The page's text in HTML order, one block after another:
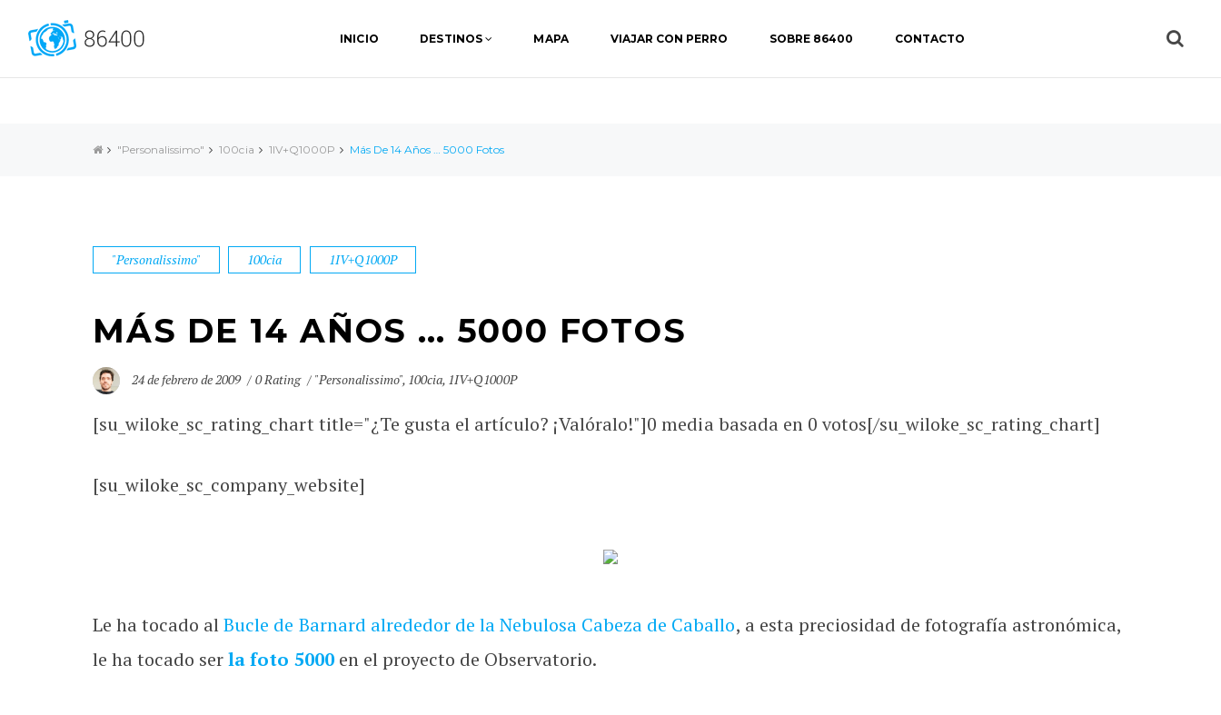
INICIO DESTINOS MAPA VIAJAR CON PERRO SOBRE 86400 CONTACTO
"Personalissimo" 100cia 1IV+Q1000P Más De 14 Años … 5000 Fotos
"Personalissimo" 100cia 1IV+Q1000P
MÁS DE 14 AÑOS … 5000 FOTOS
24 de febrero de 2009 0 Rating "Personalissimo", 100cia, 1IV+Q1000P
[su_wiloke_sc_rating_chart title="¿Te gusta el artículo? ¡Valóralo!"]0media basada en 0 votos[/su_wiloke_sc_rating_chart]
[su_wiloke_sc_company_website]
Le ha tocado alBucle de Barnard alrededor de la Nebulosa Cabeza de Caballo, a esta preciosidad de fotografía astronómica,
le ha tocado serla foto 5000en el proyecto de Observatorio.